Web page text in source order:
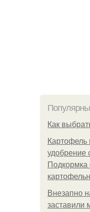
Как
Картофель
удобрение
Внезапно
заставили